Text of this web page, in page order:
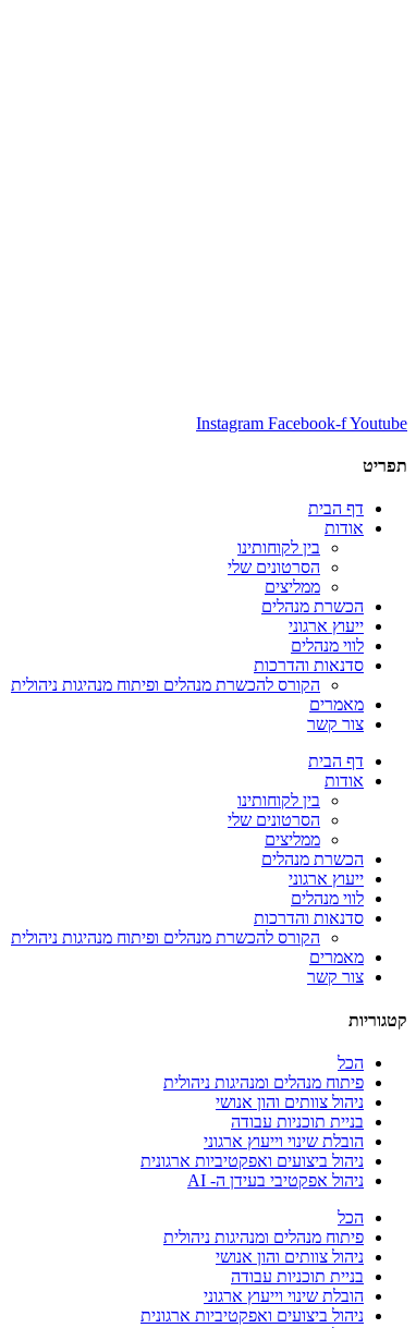
Instagram Facebook-fYoutube
תפריט
דף הבית
אודות
בין לקוחותינו
הסרטונים שלי
ממליצים
הכשרת מנהלים
ייעוץ ארגוני
לווי מנהלים
סדנאות והדרכות
הקורס להכשרת מנהלים ופיתוח מנהיגות ניהולית
מאמרים
צור קשר
דף הבית
אודות
בין לקוחותינו
הסרטונים שלי
ממליצים
הכשרת מנהלים
ייעוץ ארגוני
לווי מנהלים
סדנאות והדרכות
הקורס להכשרת מנהלים ופיתוח מנהיגות ניהולית
מאמרים
צור קשר
קטגוריות
הכל
פיתוח מנהלים ומנהיגות ניהולית
ניהול צוותים והון אנושי
בניית תוכניות עבודה
הובלת שינוי וייעוץ ארגוני
ניהול ביצועים ואפקטיביות ארגונית
ניהול אפקטיבי בעידן ה- AI
הכל
פיתוח מנהלים ומנהיגות ניהולית
ניהול צוותים והון אנושי
בניית תוכניות עבודה
הובלת שינוי וייעוץ ארגוני
ניהול ביצועים ואפקטיביות ארגונית